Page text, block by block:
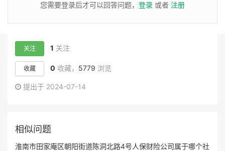
您需要登录后才可以回答问题， 登录 或者 注册
关注 1 关注
收藏 0 收藏， 5779 浏览
提出于 2024-07-14
相似问题
淮南市田家庵区朝阳街道陈洞北路4号人保财险公司属于哪个社